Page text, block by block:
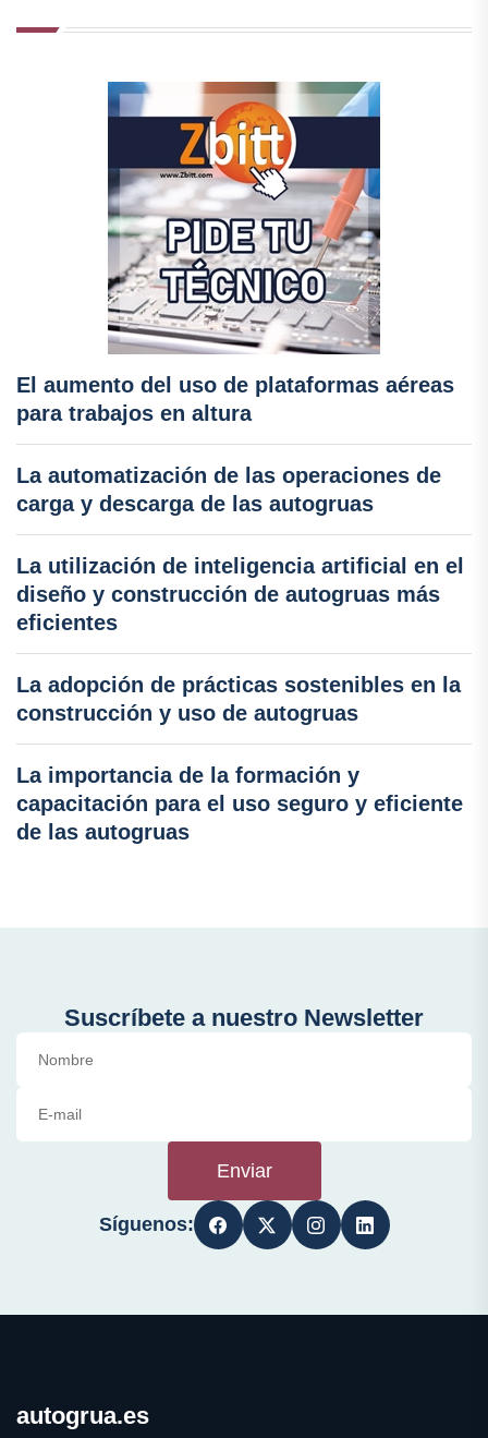
El aumento del uso de plataformas aéreas
para trabajos en altura
La automatización de las operaciones de
carga y descarga de las autogruas
La utilización de inteligencia artificial en el
diseño y construcción de autogruas más
eficientes
La adopción de prácticas sostenibles en la
construcción y uso de autogruas
La importancia de la formación y
capacitación para el uso seguro y eficiente
de las autogruas
Suscríbete a nuestro Newsletter
Enviar
Síguenos:
autogrua.es